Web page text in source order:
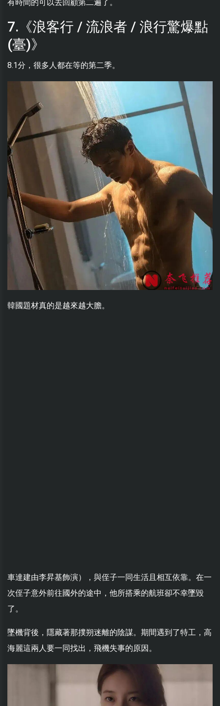
有時間的可以去回顧第二遍了。
7.《浪客行 / 流浪者 / 浪行驚爆點
(臺)》
8.1分，很多人都在等的第二季。
韓國題材真的是越來越大膽。
車達建由李昇基飾演），與侄子一同生活且相互依靠。在一
次侄子意外前往國外的途中，他所搭乘的航班卻不幸墜毀
了。
墜機背後，隱藏著那撲朔迷離的陰謀。期間遇到了特工，高
海麗這兩人要一同找出，飛機失事的原因。